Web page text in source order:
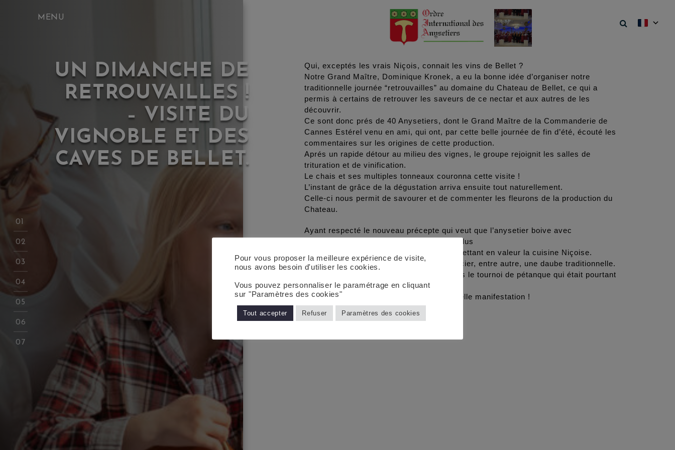
UN DIMANCHE DE
RETROUVAILLES !
– VISITE DU
VIGNOBLE ET DES
CAVES DE BELLET.
Qui, exceptés les vrais Niçois, connait les vins de Bellet ?
Notre Grand Maître, Dominique Kronek, a eu la bonne idée d’organiser notre
traditionnelle journée “retrouvailles” au domaine du Chateau de Bellet, ce qui a
permis à certains de retrouver les saveurs de ce nectar et aux autres de les
découvrir.
Ce sont donc prés de 40 Anysetiers, dont le Grand Maître de la Commanderie de
Cannes Estérel venu en ami, qui ont, par cette belle journée de fin d’été, écouté les
commentaires sur les origines de cette production.
Aprés un rapide détour au milieu des vignes, le groupe rejoignit les salles de
trituration et de vinification.
Le chais et ses multiples tonneaux couronna cette visite !
L’instant de grâce de la dégustation arriva ensuite tout naturellement.
Celle-ci nous permit de savourer et de commenter les fleurons de la production du
Chateau.
Ayant respecté le nouveau précepte qui veut que l’anysetier boive avec
modération, nous nous sommes alors rendus
à “l’Oliveraie” un restaurant à Colomars mettant en valeur la cuisine Niçoise.
Dans un salon privé nous avons pu apprécier, entre autre, une daube traditionnelle.
L’animation fut telle que nous en oubliâmes le tournoi de pétanque qui était pourtant
prévu.
Qu’importe, il sera le prétexte à une nouvelle manifestation !
Pour vous proposer la meilleure expérience de visite,
nous avons besoin d'utiliser les cookies.
Vous pouvez personnaliser le paramétrage en cliquant
sur "Paramètres des cookies"
Tout accepter Refuser Paramètres des cookies